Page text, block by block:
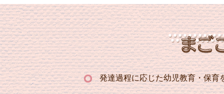
発達過程に応じた幼児教育・保育